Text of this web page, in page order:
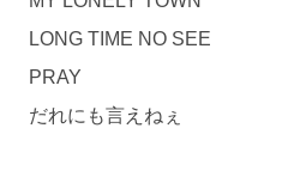
LONG TIME NO SEE
PRAY
だれにも言えねぇ